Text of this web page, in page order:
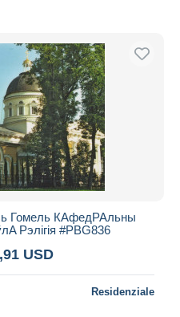
Гомель КAфедPAльны
Pэлігія #PBG836
USD
Residenziale